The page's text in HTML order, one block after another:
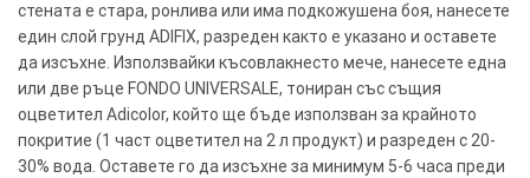
стената е стара, ронлива или има подкожушена боя, нанесете
един слой грунд ADIFIX, разреден както е указано и оставете
да изсъхне. Използвайки късовлакнесто мече, нанесете една
или две ръце FONDO UNIVERSALE, тониран със същия
оцветител Adicolor, който ще бъде използван за крайното
покритие (1 част оцветител на 2 л продукт) и разреден с 20-
30% вода. Оставете го да изсъхне за минимум 5-6 часа преди